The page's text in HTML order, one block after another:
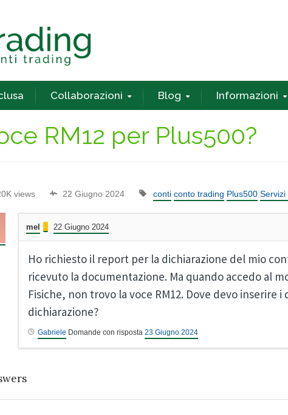
Collaborazioni Blog Informazioni
RM12 per Plus500?
views 22 Giugno 2024 conti conto trading Plus500 Servizi
mel 22 Giugno 2024
Ho richiesto il report per la dichiarazione del mio
ricevuto la documentazione. Ma quando accedo al
Fisiche, non trovo la voce RM12. Dove devo inserire
dichiarazione?
Gabriele Domande con risposta 23 Giugno 2024